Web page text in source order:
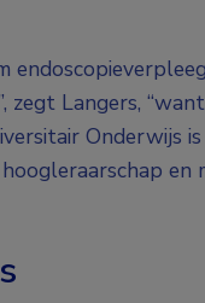
zegt Langers,
Onderwijs
en